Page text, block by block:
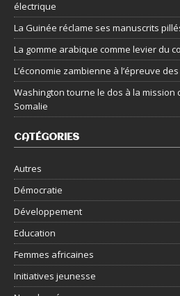
électrique
La Guinée réclame ses manuscrits
La gomme arabique comme levier du
L’économie zambienne à l’épreuve
Washington tourne le dos à la mission
Somalie
CATÉGORIES
Autres
Démocratie
Développement
Education
Femmes africaines
Initiatives jeunesse